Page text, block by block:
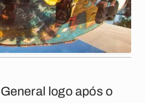
logo após o